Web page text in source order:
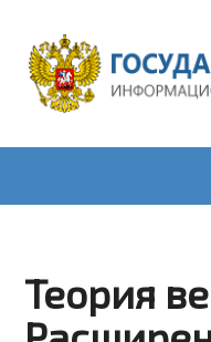
Теория